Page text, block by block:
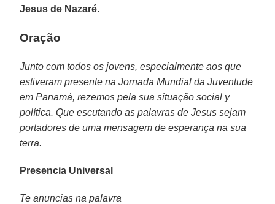
Jesus de Nazaré.
Oração
Junto com todos os jovens, especialmente aos que
estiveram presente na Jornada Mundial da Juventude
em Panamá, rezemos pela sua situação social y
política. Que escutando as palavras de Jesus sejam
portadores de uma mensagem de esperança na sua
terra.
Presencia Universal
Te anuncias na palavra